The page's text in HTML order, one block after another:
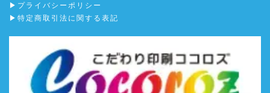
▶プライバシーポリシー
▶特定商取引法に関する表記